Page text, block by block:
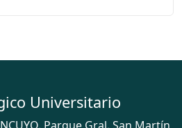
Universitario